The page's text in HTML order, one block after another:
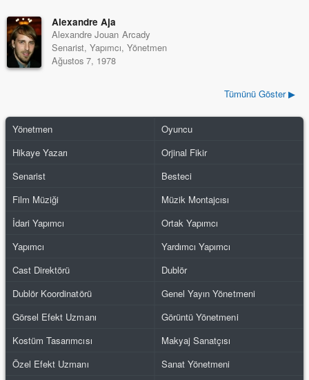
Alexandre Aja
Alexandre Jouan Arcady
Senarist, Yapımcı, Yönetmen
Ağustos 7, 1978
Tümünü Göster ▶
Yönetmen
Oyuncu
Hikaye Yazarı
Orjinal Fikir
Senarist
Besteci
Film Müziği
Müzik Montajcısı
İdari Yapımcı
Ortak Yapımcı
Yapımcı
Yardımcı Yapımcı
Cast Direktörü
Dublör
Dublör Koordinatörü
Genel Yayın Yönetmeni
Görsel Efekt Uzmanı
Görüntü Yönetmeni
Kostüm Tasarımcısı
Makyaj Sanatçısı
Özel Efekt Uzmanı
Sanat Yönetmeni